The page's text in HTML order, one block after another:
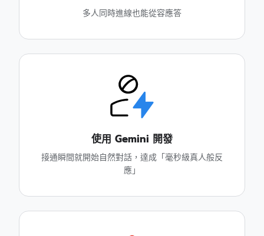
多人同時進線也能從容應答
使用 Gemini 開發
接通瞬間就開始自然對話，達成「毫秒級真人般反
應」